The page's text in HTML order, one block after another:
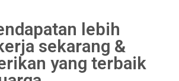
lebih
sekarang &
yang terbaik